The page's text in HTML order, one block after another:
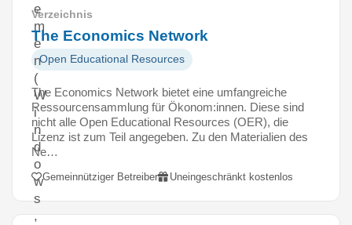
e
m
e
n
(
W
i
n
d
o
w
s
,
Verzeichnis
The Economics Network
Open Educational Resources
The Economics Network bietet eine umfangreiche
Ressourcensammlung für Ökonom:innen. Diese sind
nicht alle Open Educational Resources (OER), die
Lizenz ist zum Teil angegeben. Zu den Materialien des
Ne…
Gemeinnütziger Betreiber Uneingeschränkt kostenlos